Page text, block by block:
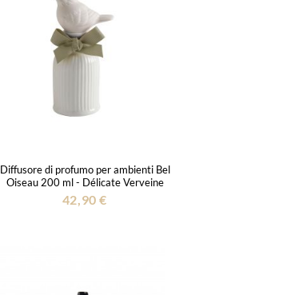
Diffusore di profumo per ambienti Bel
Oiseau 200 ml - Délicate Verveine
42,90 €